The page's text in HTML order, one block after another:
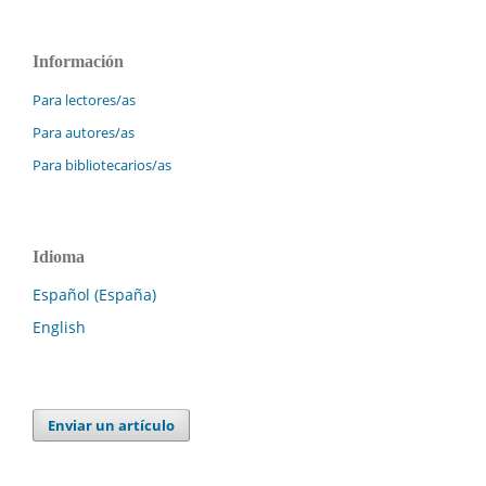
Información
Para lectores/as
Para autores/as
Para bibliotecarios/as
Idioma
Español (España)
English
Enviar un artículo